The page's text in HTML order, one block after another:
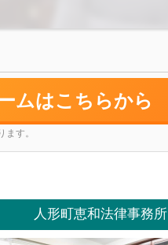
ムはこちらから
す。
人形町恵和法律事務所